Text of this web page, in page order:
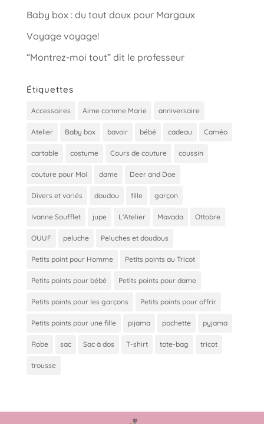
Baby box : du tout doux pour Margaux
Voyage voyage!
“Montrez-moi tout” dit le professeur
Étiquettes
Accessoires Aime comme Marie anniversaire
Atelier Baby box bavoir bébé cadeau Caméo
cartable costume Cours de couture coussin
couture pour Moi dame Deer and Doe
Divers et variés doudou fille garçon
Ivanne Soufflet jupe L'Atelier Mavada Ottobre
OUUF peluche Peluches et doudous
Petits point pour Homme Petits points au Tricot
Petits points pour bébé Petits points pour dame
Petits points pour les garçons Petits points pour offrir
Petits points pour une fille pijama pochette pyjama
Robe sac Sac à dos T-shirt tote-bag tricot
trousse